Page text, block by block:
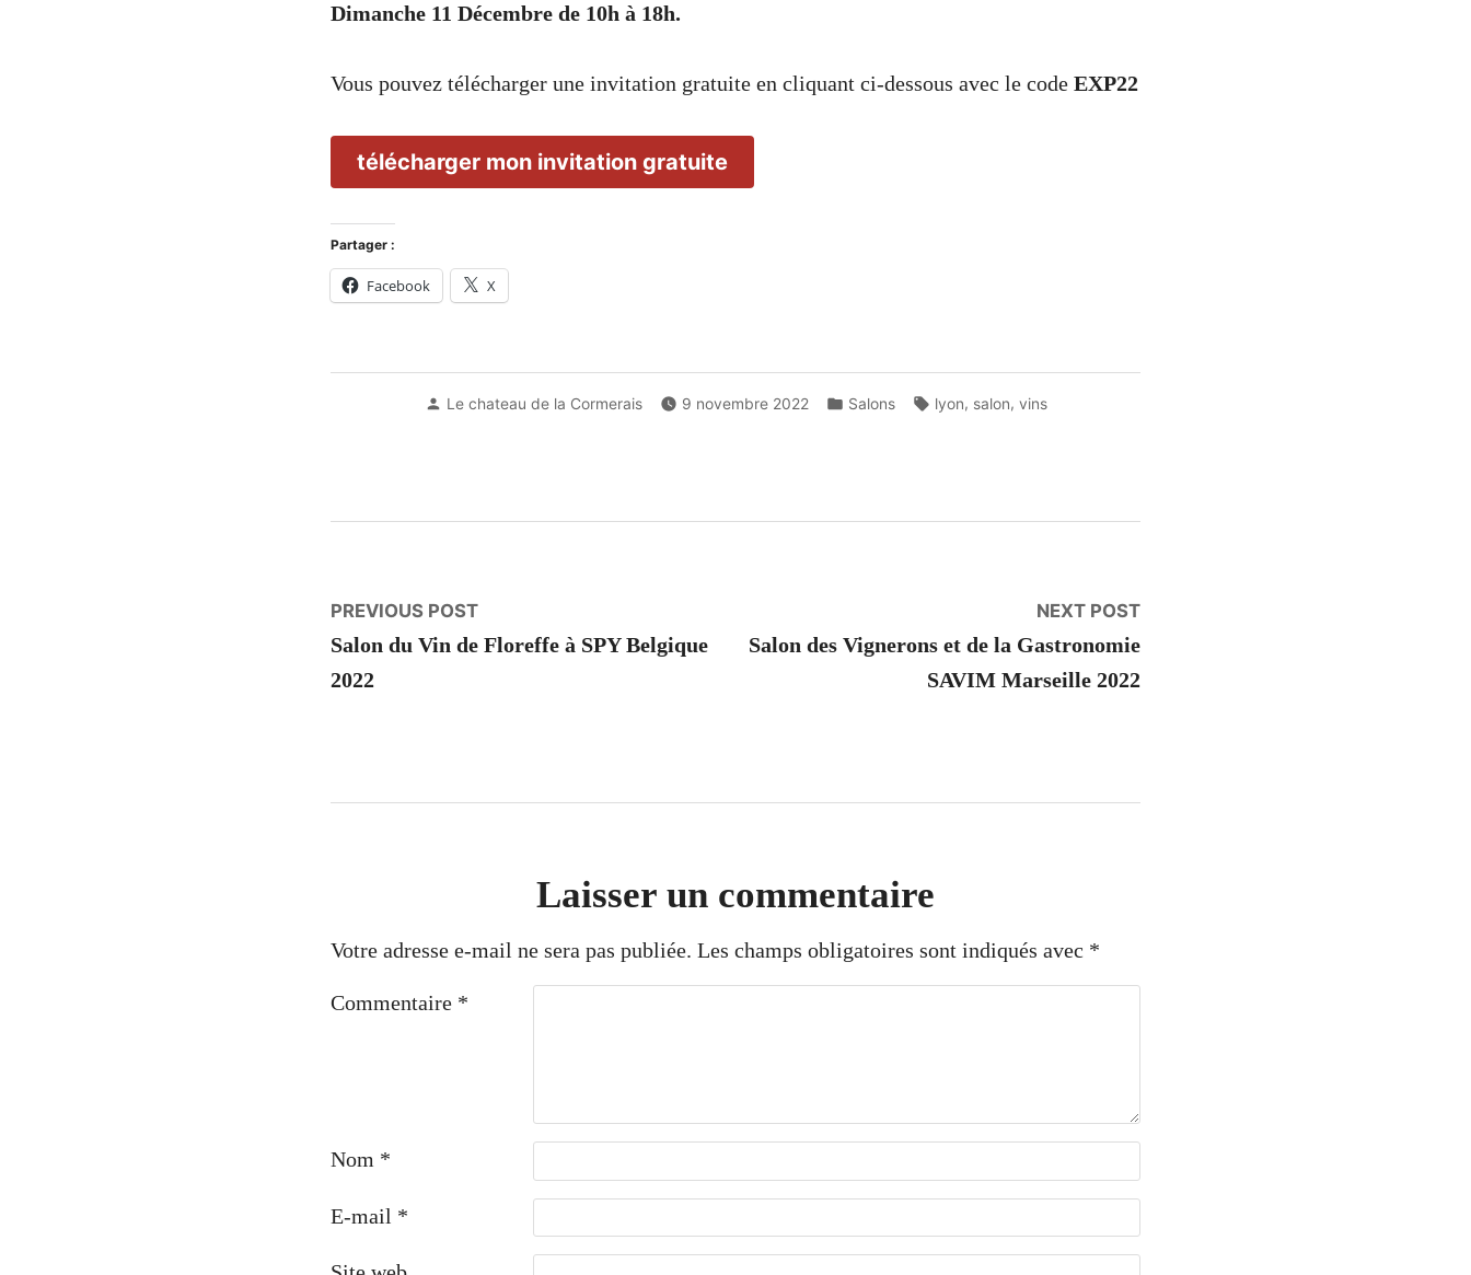
Dimanche 11 Décembre de 10h à 18h.
Vous pouvez télécharger une invitation gratuite en cliquant ci-dessous avec le code EXP22
télécharger mon invitation gratuite
Partager :
Facebook X
Posted
Le chateau de la Cormerais 9 novembre 2022
Posted
Salons Tags:
lyon, salon, vins
Navigation
de
PREVIOUS POSTPrevious
post:
Salon du Vin de Floreffe à SPY Belgique
2022
NEXT POSTNext
post:
Salon des Vignerons et de la Gastronomie
SAVIM Marseille 2022
Laisser un commentaire
Votre adresse e-mail ne sera pas publiée. Les champs obligatoires sont indiqués avec *
Commentaire *
Nom *
E-mail *